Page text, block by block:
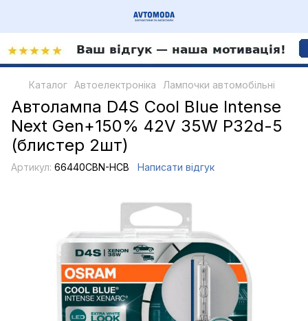
Каталог Автоелектроніка Лампочки автомобільні
Автолампа D4S Cool Blue Intense
Next Gen+150% 42V 35W P32d-5
(блистер 2шт)
Артикул: 66440CBN-HCB Написати відгук